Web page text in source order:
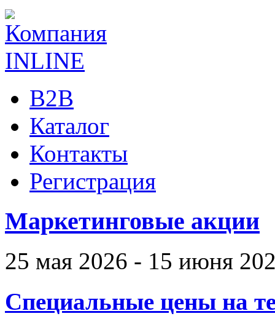
B2B
Каталог
Контакты
Регистрация
Маркетинговые акции
25 мая 2026 - 15 июня
Специальные цены на